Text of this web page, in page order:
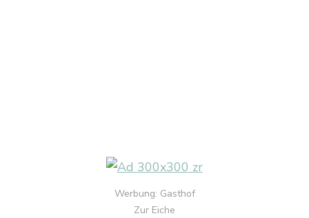
Werbung: Gasthof
Zur Eiche